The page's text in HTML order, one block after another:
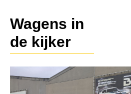
Wagens in
de kijker